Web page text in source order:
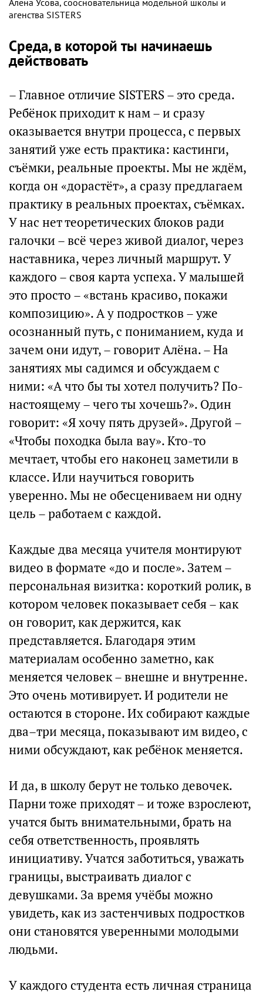
Алёна Усова, соосновательница модельной школы и
агенства SISTERS
Среда, в которой ты начинаешь
действовать
– Главное отличие SISTERS – это среда.
Ребёнок приходит к нам – и сразу
оказывается внутри процесса, с первых
занятий уже есть практика: кастинги,
съёмки, реальные проекты. Мы не ждём,
когда он «дорастёт», а сразу предлагаем
практику в реальных проектах, съёмках.
У нас нет теоретических блоков ради
галочки – всё через живой диалог, через
наставника, через личный маршрут. У
каждого – своя карта успеха. У малышей
это просто – «встань красиво, покажи
композицию». А у подростков – уже
осознанный путь, с пониманием, куда и
зачем они идут, – говорит Алёна. – На
занятиях мы садимся и обсуждаем с
ними: «А что бы ты хотел получить? По-
настоящему – чего ты хочешь?». Один
говорит: «Я хочу пять друзей». Другой –
«Чтобы походка была вау». Кто-то
мечтает, чтобы его наконец заметили в
классе. Или научиться говорить
уверенно. Мы не обесцениваем ни одну
цель – работаем с каждой.
Каждые два месяца учителя монтируют
видео в формате «до и после». Затем –
персональная визитка: короткий ролик, в
котором человек показывает себя – как
он говорит, как держится, как
представляется. Благодаря этим
материалам особенно заметно, как
меняется человек – внешне и внутренне.
Это очень мотивирует. И родители не
остаются в стороне. Их собирают каждые
два–три месяца, показывают им видео, с
ними обсуждают, как ребёнок меняется.
И да, в школу берут не только девочек.
Парни тоже приходят – и тоже взрослеют,
учатся быть внимательными, брать на
себя ответственность, проявлять
инициативу. Учатся заботиться, уважать
границы, выстраивать диалог с
девушками. За время учёбы можно
увидеть, как из застенчивых подростков
они становятся уверенными молодыми
людьми.
У каждого студента есть личная страница